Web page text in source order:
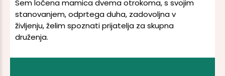
Sem ločena mamica dvema otrokoma, s svojim
stanovanjem, odprtega duha, zadovoljna v
življenju, želim spoznati prijatelja za skupna
druženja.